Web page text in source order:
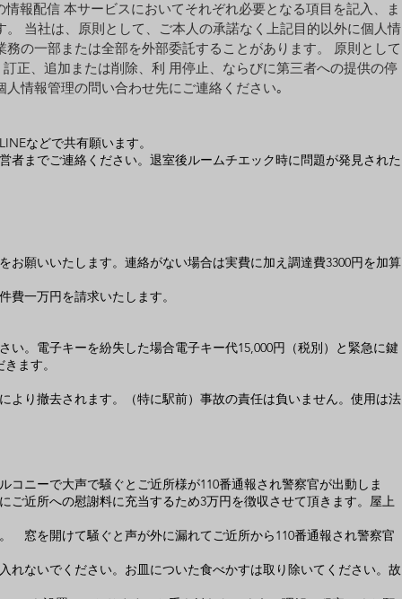
報配信 本サービスにおいてそれぞれ必要となる項目を記入、ま
当社は、原則として、ご本人の承諾なく上記目的以外に個人情
の一部または全部を外部委託することがあります。 原則として
正、追加または削除、利 用停止、ならびに第三者への提供の停
情報管理の問い合わせ先にご連絡ください｡
などで共有願います。
までご連絡ください。退室後ルームチエック時に問題が発見された
願いいたします。連絡がない場合は実費に加え調達費3300円を加算
一万円を請求いたします。
。電子キーを紛失した場合電子キー代15,000円（税別）と緊急に鍵
ます。
り撤去されます。（特に駅前）事故の責任は負いません。使用は法
ニーで大声で騒ぐとご近所様が110番通報され警察官が出動しま
近所への慰謝料に充当するため3万円を徴収させて頂きます。屋上
窓を開けて騒ぐと声が外に漏れてご近所から110番通報され警察官
ないでください。お皿についた食べかすは取り除いてください。故